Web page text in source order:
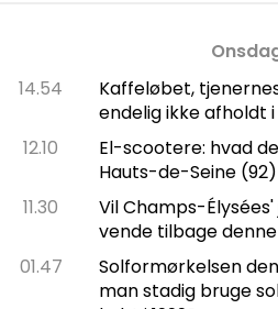
14.54
Kaffeløbet,
endelig ikke afholdt
12.10
El-scootere: hvad
Hauts-de-Seine
11.30
Vil Champs-
vende tilbage
01.47
Solformørkelsen den
man stadig bruge